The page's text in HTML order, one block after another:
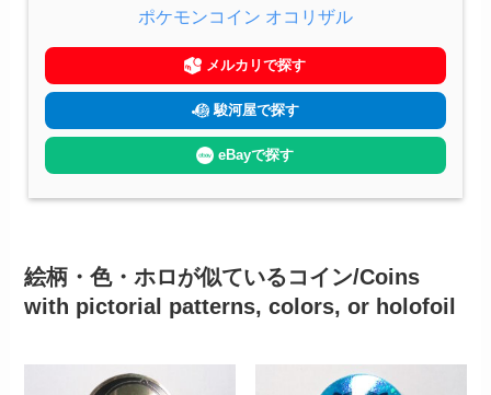
ポケモンコイン オコリザル
メルカリで探す
駿河屋で探す
eBayで探す
絵柄・色・ホロが似ているコイン/Coins
with pictorial patterns, colors, or holofoil